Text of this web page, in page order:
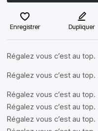
Enregistrer Dupliquer
Régalez vous c’est au top.
Régalez vous c’est au top.
Régalez vous c’est au top.
Régalez vous c’est au top.
Régalez vous c’est au top.